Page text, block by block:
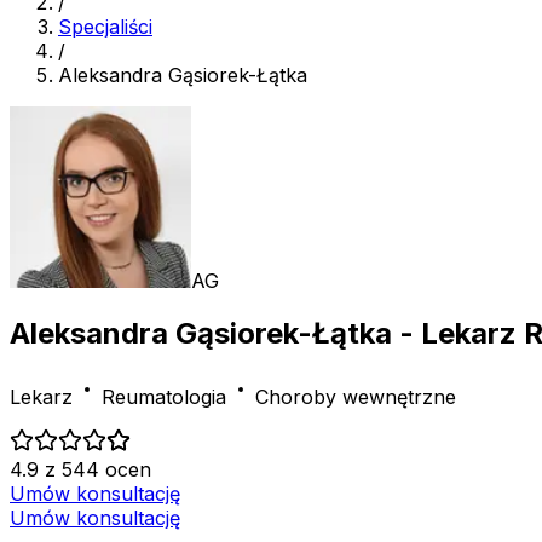
Specjaliści
/
Aleksandra Gąsiorek-Łątka
AG
Aleksandra Gąsiorek-Łątka - Lekarz
Lekarz Reumatologia Choroby wewnętrzne
4.9 z 544 ocen
Umów konsultację
Umów konsultację